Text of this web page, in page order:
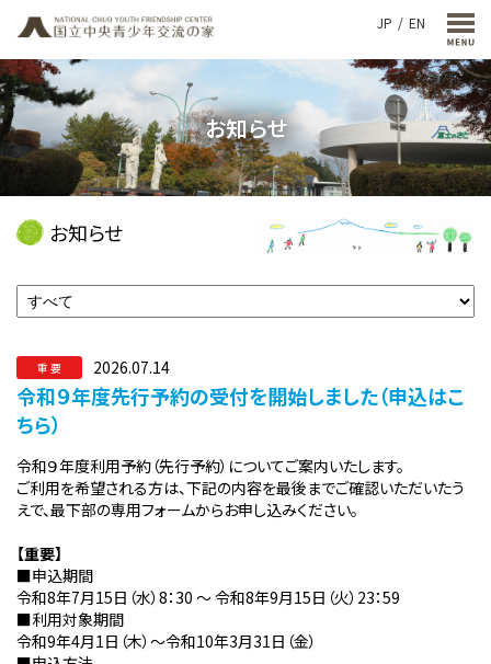
JP EN
お知らせ
お知らせ
重 要 2026.07.14
令和９年度先行予約の受付を開始しました（申込はこ
ちら）
令和９年度利用予約（先行予約）についてご案内いたします。
ご利用を希望される方は、下記の内容を最後までご確認いただいたう
えで、最下部の専用フォームからお申し込みください。
【重要】
■申込期間
令和8年7月15日（水） 8：30 ～ 令和8年9月15日（火） 23：59
■利用対象期間
令和9年4月1日（木）～令和10年3月31日（金）